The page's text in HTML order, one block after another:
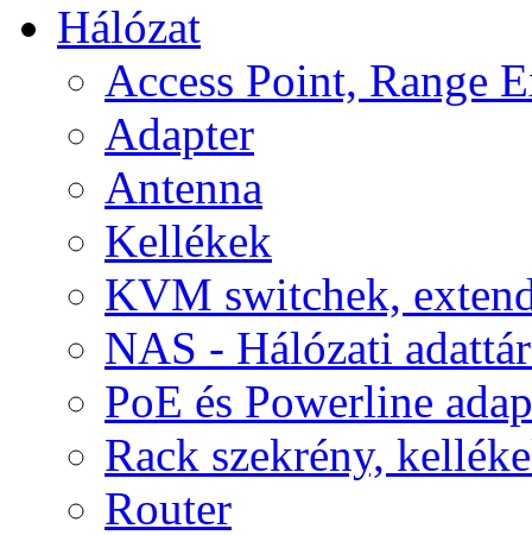
Hálózat
Access Point, Range
Adapter
Antenna
Kellékek
KVM switchek,
NAS - Hálózati
PoE és Powerline
Rack szekrény,
Router